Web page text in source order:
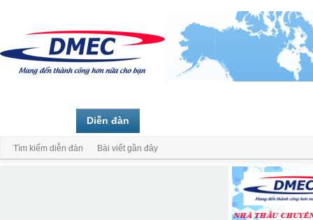
Diễn đàn
Tìm kiếm diễn đàn Bài viết gần đây